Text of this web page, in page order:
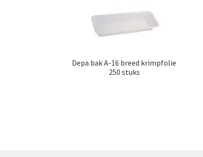
Depa bak A-16 breed krimpfolie
250 stuks